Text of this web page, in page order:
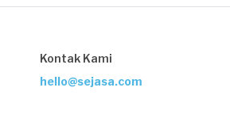
Kontak Kami
hello@sejasa.com